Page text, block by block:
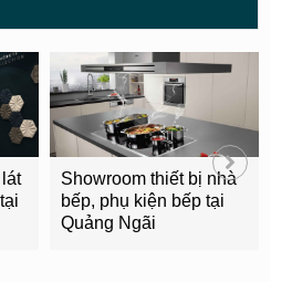
Showroom thiết bị nhà
bếp, phụ kiện bếp tại
Quảng Ngãi
Bảng